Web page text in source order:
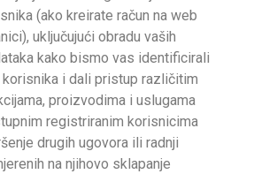
(ako kreirate račun na web
uključujući obradu vaših
kako bismo vas identificirali
korisnika i dali pristup različitim
proizvodima i uslugama
registriranim korisnicima
drugih ugovora ili radnji
na njihovo sklapanje